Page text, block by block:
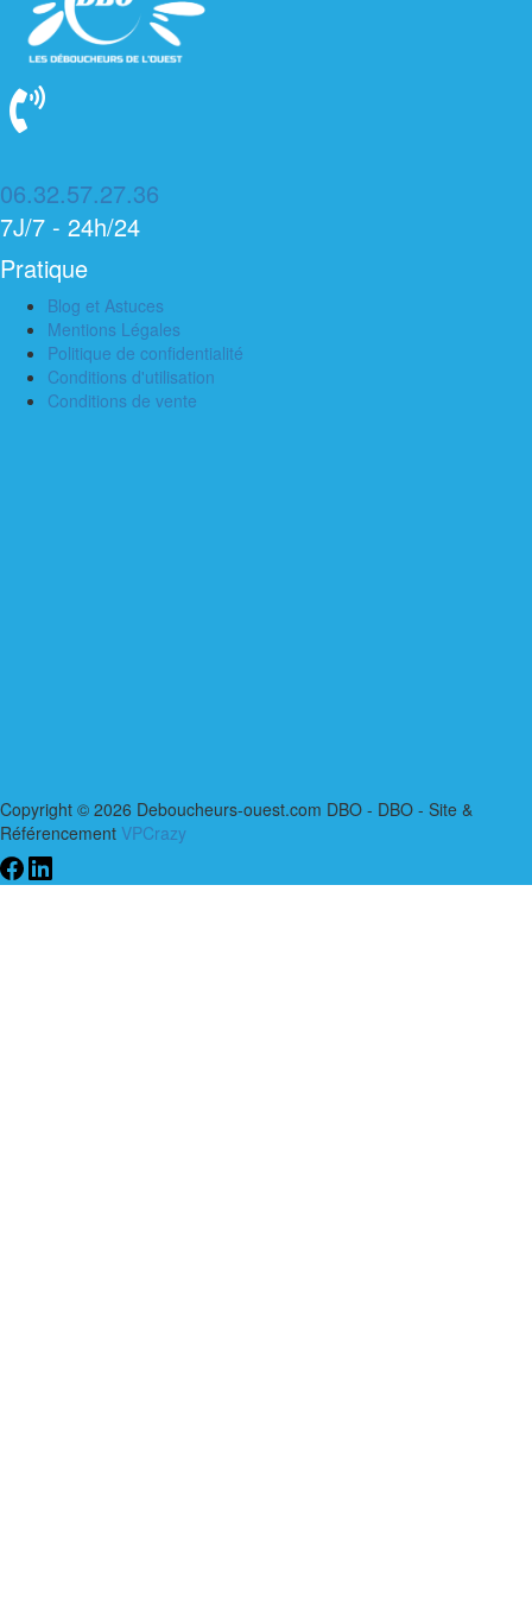
06.32.57.27.36
7J/7 - 24h/24
Pratique
Blog et Astuces
Mentions Légales
Politique de confidentialité
Conditions d'utilisation
Conditions de vente
Copyright © 2026 Deboucheurs-ouest.com DBO - DBO - Site &
Référencement VPCrazy